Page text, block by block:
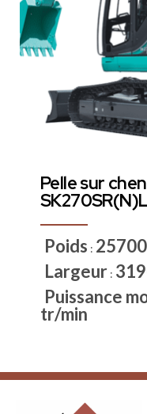
Pelle sur
Poids :
Largeur :
Puissance
tr/min